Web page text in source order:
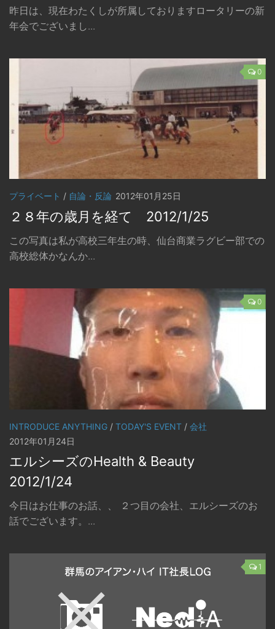
昨日は、現在わたくしが所属しておりますロータリーの新
年会でございまし...
0
プライベート / 自論・反論 2012年01月25日
２８年の歳月を経て 2012/1/25
この写真は私が高校三年生の時、仙台商業ラグビー部での
高校総体かなんか...
0
INTRODUCE ANYTHING / TODAY'S EVENT / 会社
2012年01月24日
エルシーズのHealth & Beauty
2012/1/24
今日はお仕事のお話、、 ２つ目の会社、エルシーズのお
話でございます。...
1